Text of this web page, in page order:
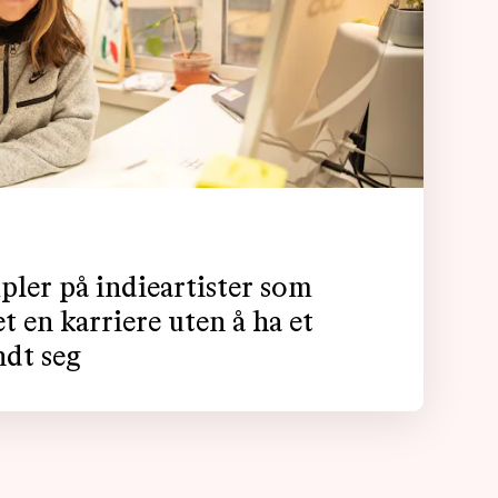
på indieartister som
en karriere uten å ha et
seg